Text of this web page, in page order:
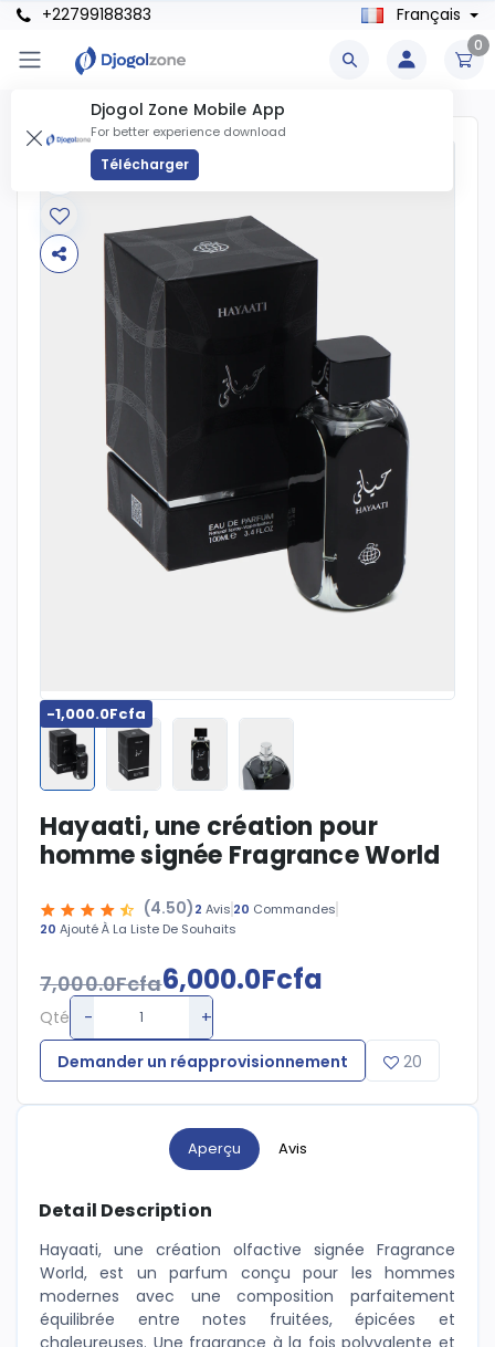
+22799188383 Français
0
Djogol Zone Mobile App
For better experience download
Télécharger
-1,000.0Fcfa
Hayaati, une création pour
homme signée Fragrance World
(4.50)2 Avis 20 Commandes
20 Ajouté À La Liste De Souhaits
7,000.0Fcfa6,000.0Fcfa
Qté - +
Demander un réapprovisionnement 20
Aperçu Avis
Detail Description
Hayaati, une création olfactive signée Fragrance
World, est un parfum conçu pour les hommes
modernes avec une composition parfaitement
équilibrée entre notes fruitées, épicées et